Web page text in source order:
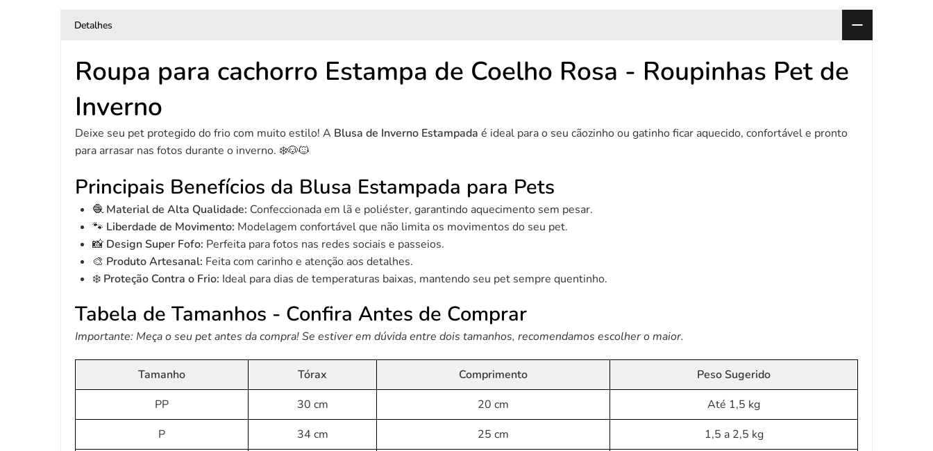
Detalhes
Roupa para cachorro Estampa de Coelho Rosa - Roupinhas Pet de
Inverno
Deixe seu pet protegido do frio com muito estilo! A Blusa de Inverno Estampada é ideal para o seu cãozinho ou gatinho ficar aquecido, confortável e pronto
para arrasar nas fotos durante o inverno. ❄️🐶🐱
Principais Benefícios da Blusa Estampada para Pets
🧶 Material de Alta Qualidade: Confeccionada em lã e poliéster, garantindo aquecimento sem pesar.
🐾 Liberdade de Movimento: Modelagem confortável que não limita os movimentos do seu pet.
📸 Design Super Fofo: Perfeita para fotos nas redes sociais e passeios.
🎨 Produto Artesanal: Feita com carinho e atenção aos detalhes.
❄️ Proteção Contra o Frio: Ideal para dias de temperaturas baixas, mantendo seu pet sempre quentinho.
Tabela de Tamanhos - Confira Antes de Comprar
Importante: Meça o seu pet antes da compra! Se estiver em dúvida entre dois tamanhos, recomendamos escolher o maior.
Tamanho Tórax Comprimento
Peso Sugerido
PP
30 cm 20 cm
Até 1,5 kg
P
34 cm 25 cm
1,5 a 2,5 kg